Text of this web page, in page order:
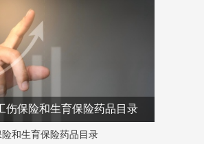
至
朋
友
圈
伤保险和生育保险药品目录
和生育保险药品目录